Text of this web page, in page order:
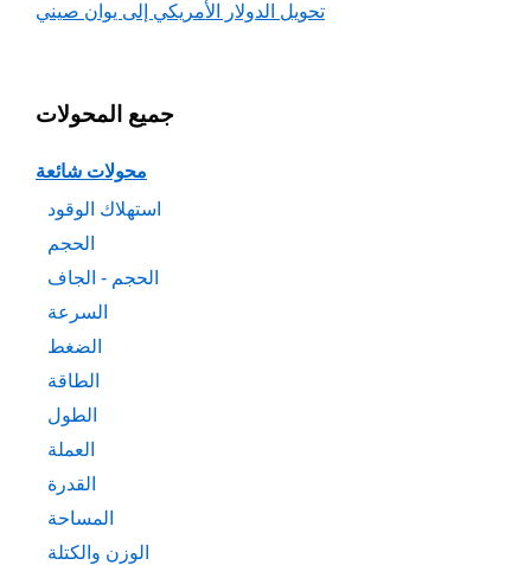
تحويل الدولار الأمريكي إلى يوان صيني
جميع المحولات
محولات شائعة
استهلاك الوقود
الحجم
الحجم - الجاف
السرعة
الضغط
الطاقة
الطول
العملة
القدرة
المساحة
الوزن والكتلة